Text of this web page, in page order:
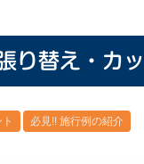
り替え・カ
必見!! 施行例の紹介